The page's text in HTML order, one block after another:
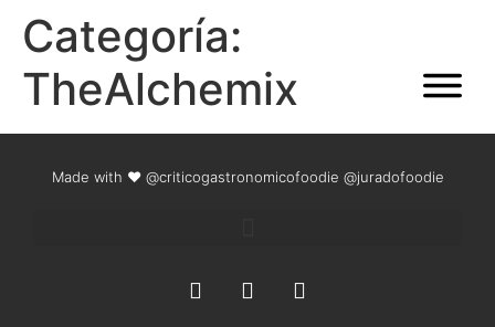
Categoría:
TheAlchemix
Made with ❤ @criticogastronomicofoodie @juradofoodie